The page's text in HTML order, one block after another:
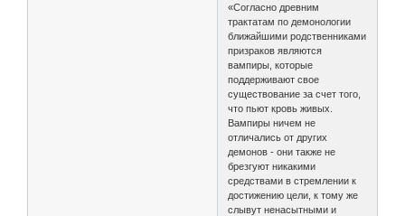
«Согласно древним
трактатам по демонологии
ближайшими родственниками
призраков являются
вампиры, которые
поддерживают свое
существование за счет того,
что пьют кровь живых.
Вампиры ничем не
отличались от других
демонов - они также не
брезгуют никакими
средствами в стремлении к
достижению цели, к тому же
слывут ненасытными и